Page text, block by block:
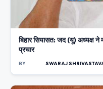
बिहार सियासत: जद (यू) अध्यक्ष ने
प्रचार
BY SWARAJ